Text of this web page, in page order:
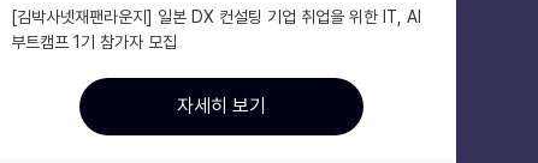
[김박사넷재팬라운지] 일본 DX 컨설팅 기업 취업을 위한 IT, AI
부트캠프 1기 참가자 모집
자세히 보기